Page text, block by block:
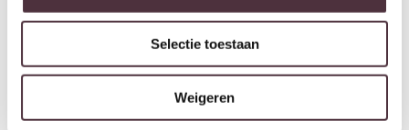
Selectie toestaan
Weigeren